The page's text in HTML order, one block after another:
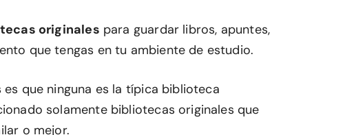
originales para guardar libros, apuntes,
que tengas en tu ambiente de estudio.
que ninguna es la típica biblioteca
solamente bibliotecas originales que
o mejor.